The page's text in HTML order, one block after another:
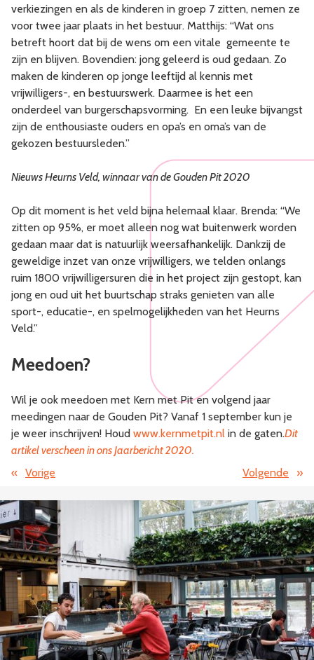
verkiezingen en als de kinderen in groep 7 zitten, nemen ze
voor twee jaar plaats in het bestuur. Matthijs: “Wat ons
betreft hoort dat bij de wens om een vitale gemeente te
zijn en blijven. Bovendien: jong geleerd is oud gedaan. Zo
maken de kinderen op jonge leeftijd al kennis met
vrijwilligers-, en bestuurswerk. Daarmee is het een
onderdeel van burgerschapsvorming. En een leuke bijvangst
zijn de enthousiaste ouders en opa’s en oma’s van de
gekozen bestuursleden.”
Nieuws Heurns Veld, winnaar van de Gouden Pit 2020
Op dit moment is het veld bijna helemaal klaar. Brenda: “We
zitten op 95%, er moet alleen nog wat buitenwerk worden
gedaan maar dat is natuurlijk weersafhankelijk. Dankzij de
geweldige inzet van onze vrijwilligers, we telden onlangs
ruim 1800 vrijwilligersuren die in het project zijn gestopt, kan
jong en oud uit het buurtschap straks genieten van alle
sport-, educatie-, en spelmogelijkheden van het Heurns
Veld.”
Meedoen?
Wil je ook meedoen met Kern met Pit en volgend jaar
meedingen naar de Gouden Pit? Vanaf 1 september kun je
je weer inschrijven! Houd www.kernmetpit.nl in de gaten.Dit
artikel verscheen in ons Jaarbericht 2020.
« Vorige Volgende »